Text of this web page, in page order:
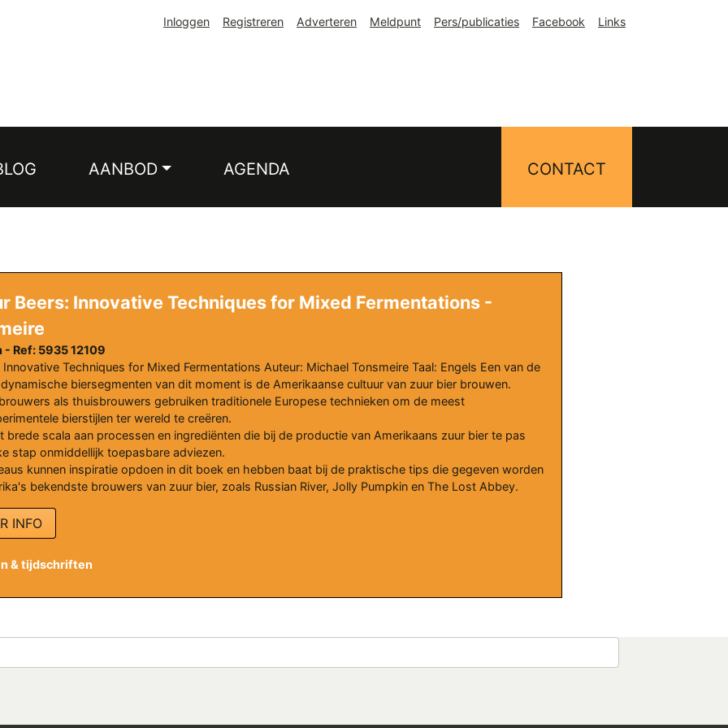
Inloggen Registreren Adverteren Meldpunt Pers/publicaties Facebook Links
AANBOD AGENDA CONTACT
Beers: Innovative Techniques for Mixed Fermentations -
Ref: 5935 12109
Techniques for Mixed Fermentations Auteur: Michael Tonsmeire Taal: Engels Een van de
biersegmenten van dit moment is de Amerikaanse cultuur van zuur bier brouwen.
als thuisbrouwers gebruiken traditionele Europese technieken om de meest
bierstijlen ter wereld te creëren.
scala aan processen en ingrediënten die bij de productie van Amerikaans zuur bier te pas
stap onmiddellijk toepasbare adviezen.
kunnen inspiratie opdoen in dit boek en hebben baat bij de praktische tips die gegeven worden
bekendste brouwers van zuur bier, zoals Russian River, Jolly Pumpkin en The Lost Abbey.
INFO
& tijdschriften